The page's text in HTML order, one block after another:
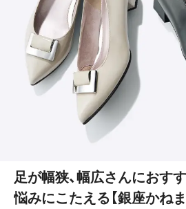
足が幅狭、幅広さんにおす
悩みにこたえる【銀座かね